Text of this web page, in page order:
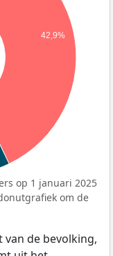
42,9%
op 1 januari 2025
om de
de bevolking,